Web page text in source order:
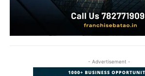
- Advertisement -